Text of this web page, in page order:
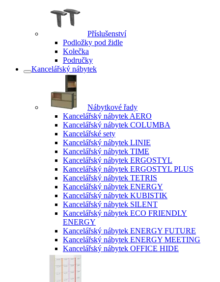
Příslušenství
Podložky pod židle
Kolečka
Područky
Kancelářský nábytek
Nábytkové řady
Kancelářský nábytek AERO
Kancelářský nábytek COLUMBA
Kancelářské sety
Kancelářský nábytek LINIE
Kancelářský nábytek TIME
Kancelářský nábytek ERGOSTYL
Kancelářský nábytek ERGOSTYL PLUS
Kancelářský nábytek TETRIS
Kancelářský nábytek ENERGY
Kancelářský nábytek KUBISTIK
Kancelářský nábytek SILENT
Kancelářský nábytek ECO FRIENDLY
ENERGY
Kancelářský nábytek ENERGY FUTURE
Kancelářský nábytek ENERGY MEETING
Kancelářský nábytek OFFICE HIDE